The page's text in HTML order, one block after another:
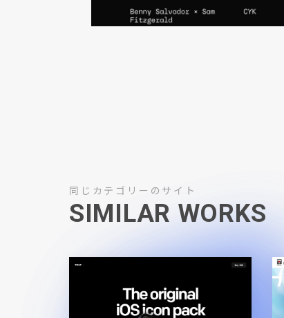
同じカテゴリーのサイト
SIMILAR WORKS